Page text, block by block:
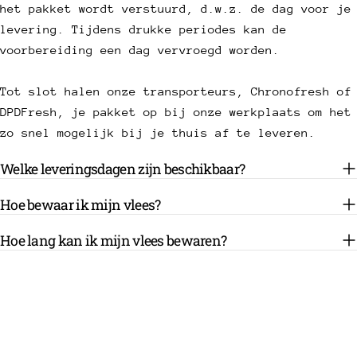
het pakket wordt verstuurd, d.w.z. de dag voor je
levering. Tijdens drukke periodes kan de
voorbereiding een dag vervroegd worden.
Tot slot halen onze transporteurs, Chronofresh of
DPDFresh, je pakket op bij onze werkplaats om het
zo snel mogelijk bij je thuis af te leveren.
Welke leveringsdagen zijn beschikbaar?
Hoe bewaar ik mijn vlees?
Hoe lang kan ik mijn vlees bewaren?